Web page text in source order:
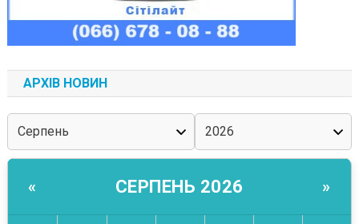
АРХІВ НОВИН
« СЕРПЕНЬ 2026 »